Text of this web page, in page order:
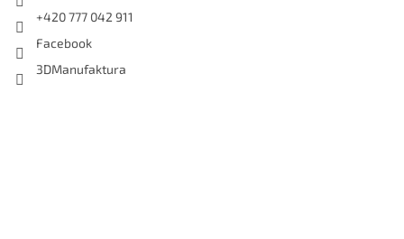
+420 777 042 911
Facebook
3DManufaktura